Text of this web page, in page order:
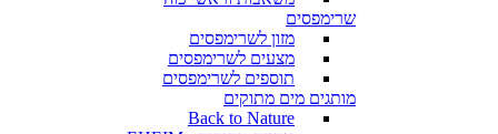
שרימפסים
מזון לשרימפסים
מצעים לשרימפסים
תוספים לשרימפסים
מותגים מים מתוקים
Back to Nature